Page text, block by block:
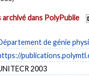
dans PolyPublie
de génie
2003